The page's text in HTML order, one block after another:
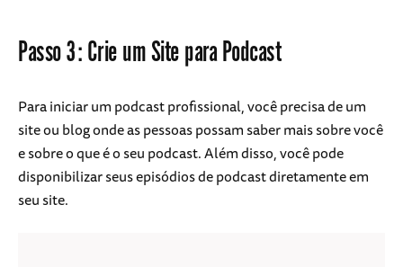
Passo 3: Crie um Site para Podcast
Para iniciar um podcast profissional, você precisa de um
site ou blog onde as pessoas possam saber mais sobre você
e sobre o que é o seu podcast. Além disso, você pode
disponibilizar seus episódios de podcast diretamente em
seu site.